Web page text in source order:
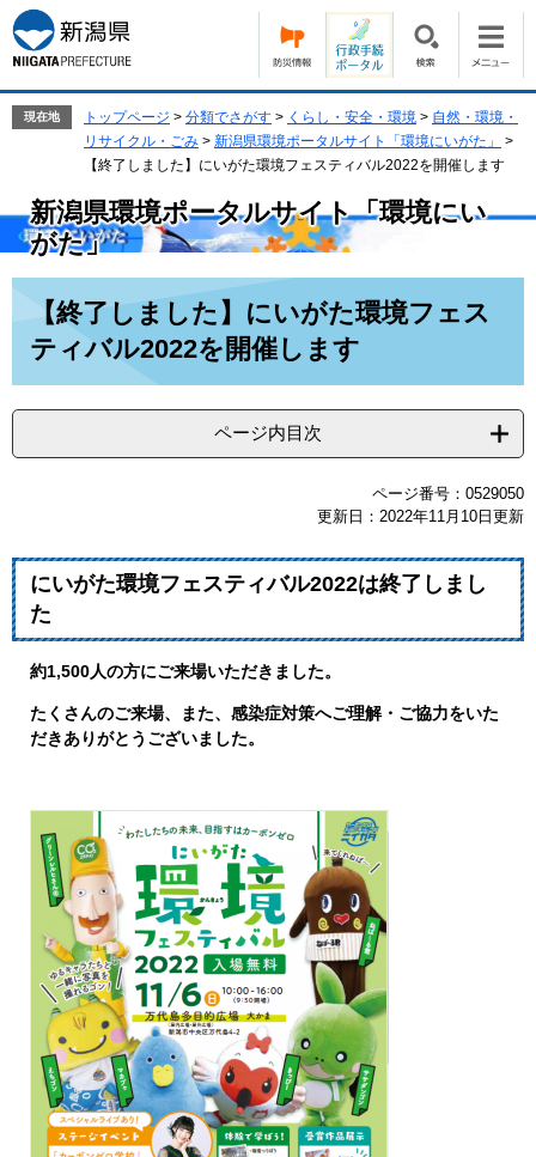
ー
ジ
の
ニ
ュ
ー
て
現在地 トップページ > 分類でさがす > くらし・安全・環境 > 自然・環境・
リサイクル・ごみ > 新潟県環境ポータルサイト「環境にいがた」
>
【終了しました】にいがた環境フェスティバル2022を開催します
新潟県環境ポータルサイト「環境にい
がた」
【終了しました】にいがた環境フェス
ティバル2022を開催します
ページ内目次
ページ番号：0529050
更新日：2022年11月10日更新
にいがた環境フェスティバル2022は終了しまし
た
約1,500人の方にご来場いただきました。
たくさんのご来場、また、感染症対策へご理解・ご協力をいた
だきありがとうございました。